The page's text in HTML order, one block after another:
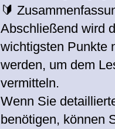
🔰
Abschließend wird
wichtigsten Punkte
werden, um dem
vermitteln.
Wenn Sie
benötigen, können